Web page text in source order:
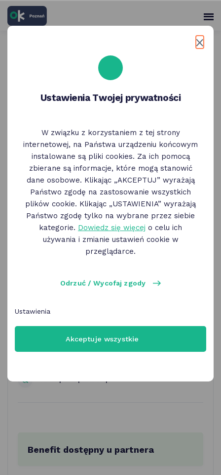
skróty
głównych
Panel
PEKA Poznań - Ulga
metropolitalna
Zarząd Transportu Miejskiego w Poznaniu,
Benefit dostępny u partnera
Ustawienia Twojej prywatności
W związku z korzystaniem z tej strony
internetowej, na Państwa urządzeniu końcowym
instalowane są pliki cookies. Za ich pomocą
zbierane są informacje, które mogą stanowić
dane osobowe. Klikając „AKCEPTUJ” wyrażają
Państwo zgodę na zastosowanie wszystkich
plików cookie. Klikając „USTAWIENIA” wyrażają
Państwo zgodę tylko na wybrane przez siebie
kategorie. Dowiedz się więcej o celu ich
używania i zmianie ustawień cookie w
przeglądarce.
Odrzuć / Wycofaj zgody
Ustawienia
Akceptuje wszystkie